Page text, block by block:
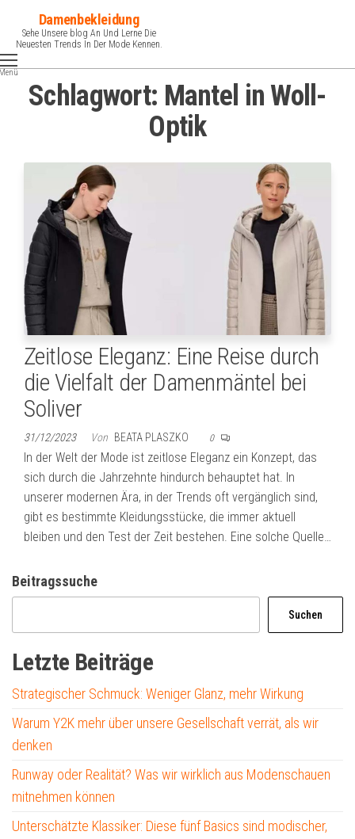
Inhalt
springen
Damenbekleidung
Sehe Unsere blog An Und Lerne Die
Neuesten Trends In Der Mode Kennen.
Schlagwort: Mantel in Woll-
Optik
Zeitlose Eleganz: Eine Reise durch
die Vielfalt der Damenmäntel bei
Soliver
31/12/2023 Von BEATA PLASZKO 0
In der Welt der Mode ist zeitlose Eleganz ein Konzept, das
sich durch die Jahrzehnte hindurch behauptet hat. In
unserer modernen Ära, in der Trends oft vergänglich sind,
gibt es bestimmte Kleidungsstücke, die immer aktuell
bleiben und den Test der Zeit bestehen. Eine solche Quelle…
Beitragssuche
Suchen
Letzte Beiträge
Strategischer Schmuck: Weniger Glanz, mehr Wirkung
Warum Y2K mehr über unsere Gesellschaft verrät, als wir
denken
Runway oder Realität? Was wir wirklich aus Modenschauen
mitnehmen können
Unterschätzte Klassiker: Diese fünf Basics sind modischer,